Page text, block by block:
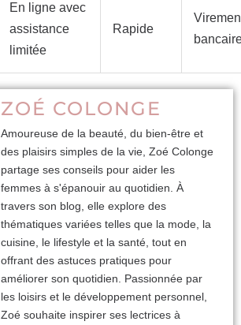
En ligne avec
assistance
limitée
Rapide
ZOÉ COLONGE
Amoureuse de la beauté, du bien-être et
des plaisirs simples de la vie, Zoé Colonge
partage ses conseils pour aider les
femmes à s'épanouir au quotidien. À
travers son blog, elle explore des
thématiques variées telles que la mode, la
cuisine, le lifestyle et la santé, tout en
offrant des astuces pratiques pour
améliorer son quotidien. Passionnée par
les loisirs et le développement personnel,
Zoé souhaite inspirer ses lectrices à